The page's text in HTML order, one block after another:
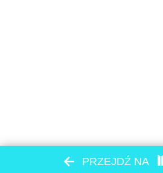
PRZEJDŹ NA